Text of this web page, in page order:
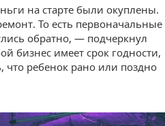
на старте были окуплены.
То есть первоначальные
обратно, — подчеркнул
бизнес имеет срок годности,
что ребенок рано или поздно